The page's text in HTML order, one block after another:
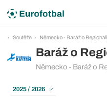
Soutěže Německo - Baráž o
Baráž o
Německo - Baráž o
2025 / 2026